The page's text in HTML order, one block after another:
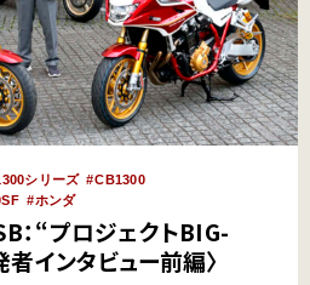
シリーズ
CB1300
ホンダ
：“プロジェクトBIG-
インタビュー前編〉